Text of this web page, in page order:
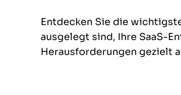
Entdecken Sie die
ausgelegt sind, Ihre SaaS-
Herausforderungen gezielt